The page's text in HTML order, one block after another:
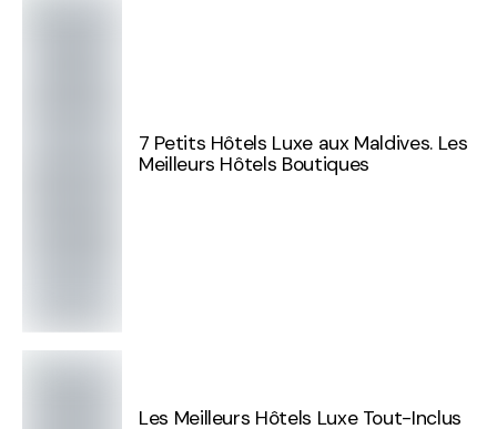
7 Petits Hôtels Luxe aux Maldives. Les
Meilleurs Hôtels Boutiques
Les Meilleurs Hôtels Luxe Tout-Inclus